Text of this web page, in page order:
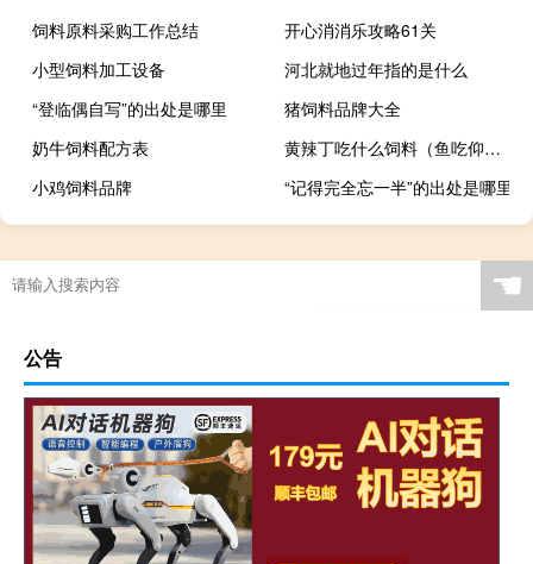
饲料原料采购工作总结
开心消消乐攻略61关
小型饲料加工设备
河北就地过年指的是什么
“登临偶自写”的出处是哪里
猪饲料品牌大全
奶牛饲料配方表
黄辣丁吃什么饲料（鱼吃仰泳蝽吗）
小鸡饲料品牌
“记得完全忘一半”的出处是哪里
☚
公告